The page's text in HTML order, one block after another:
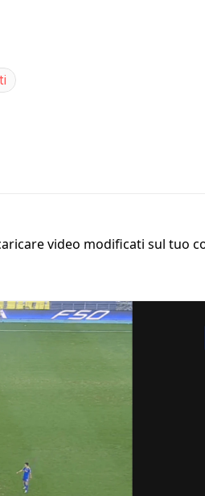
video modificati sul tuo